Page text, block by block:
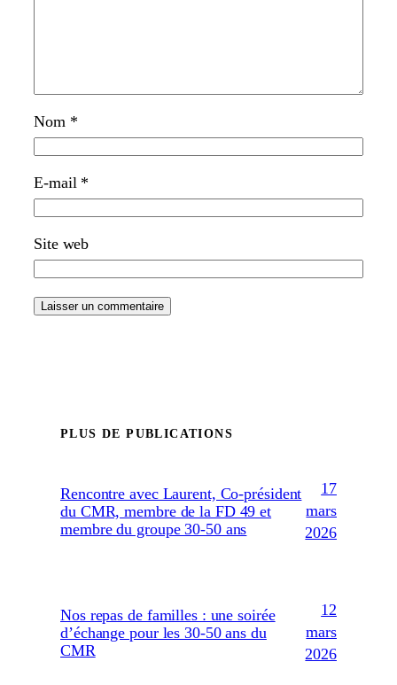
Nom *
E-mail *
Site web
PLUS DE PUBLICATIONS
Rencontre avec Laurent, Co-président
du CMR, membre de la FD 49 et
membre du groupe 30-50 ans
17
mars
2026
Nos repas de familles : une soirée
d’échange pour les 30-50 ans du
CMR
12
mars
2026